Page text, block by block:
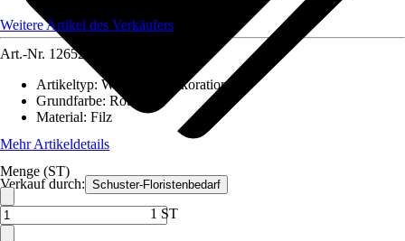
Verkauf durch: Schuster-Floristenbedarf
Weitere Artikel des Verkäufers
Art.-Nr. 12652894
Artikeltyp: Weihnachtsdekoration
Grundfarbe: Rot
Material: Filz
Mehr Artikeldetails
Menge (ST)
1 ST